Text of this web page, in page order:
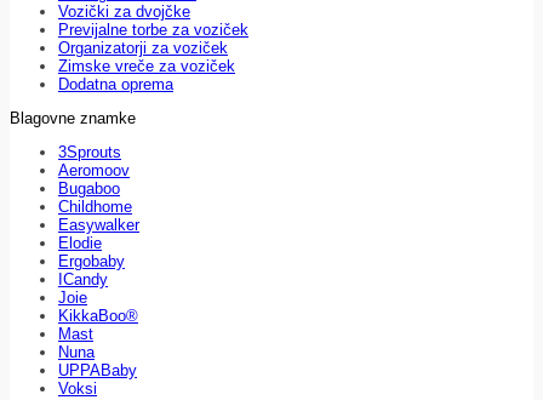
Vozički za dvojčke
Previjalne torbe za voziček
Organizatorji za voziček
Zimske vreče za voziček
Dodatna oprema
Blagovne znamke
3Sprouts
Aeromoov
Bugaboo
Childhome
Easywalker
Elodie
Ergobaby
ICandy
Joie
KikkaBoo®
Mast
Nuna
UPPABaby
Voksi